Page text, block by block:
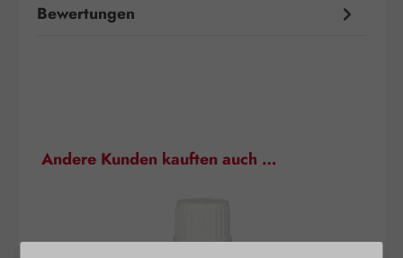
Bewertungen
Produktgalerie überspringen
Andere Kunden kauften auch …